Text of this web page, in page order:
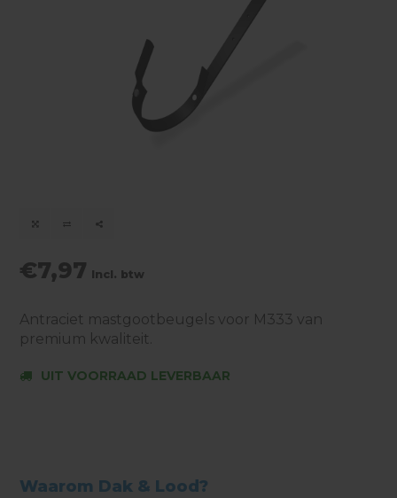
€7,97 Incl. btw
Antraciet mastgootbeugels voor M333 van
premium kwaliteit.
UIT VOORRAAD LEVERBAAR
Waarom Dak & Lood?